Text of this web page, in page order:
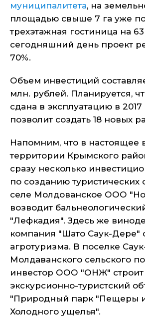
муниципалитета, на
площадью свыше 7 га уже
трехэтажная гостиница на
сегодняшний день проект
70%.
Объем инвестиций
млн. рублей. Планируется,
сдана в эксплуатацию в 2017
позволит создать 18 новых
Напомним, что в настоящее
территории Крымского
сразу несколько
по созданию туристических
селе Молдованское ООО
возводит
"Лефкадия". Здесь же
компания "Шато Саук-Дере"
агротуризма. В поселке
Молдаванского сельского
инвестор ООО "ОНЖ" строит
экскурсионно-туристский
"Природный парк "Пещеры
Холодного ущелья".